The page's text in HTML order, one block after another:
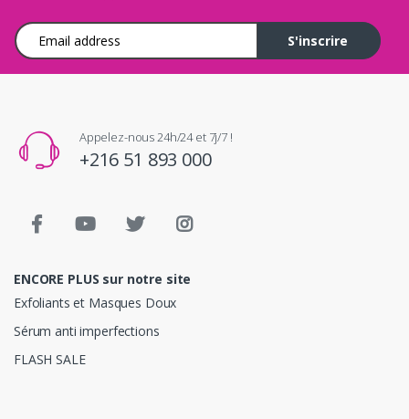
Adresse e-mail
S'inscrire
Appelez-nous 24h/24 et 7j/7 !
+216 51 893 000
ENCORE PLUS sur notre site
Exfoliants et Masques Doux
Sérum anti imperfections
FLASH SALE